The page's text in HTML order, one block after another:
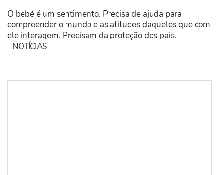
O bebé é um sentimento. Precisa de ajuda para
compreender o mundo e as atitudes daqueles que com
ele interagem. Precisam da proteção dos pais.
NOTÍCIAS